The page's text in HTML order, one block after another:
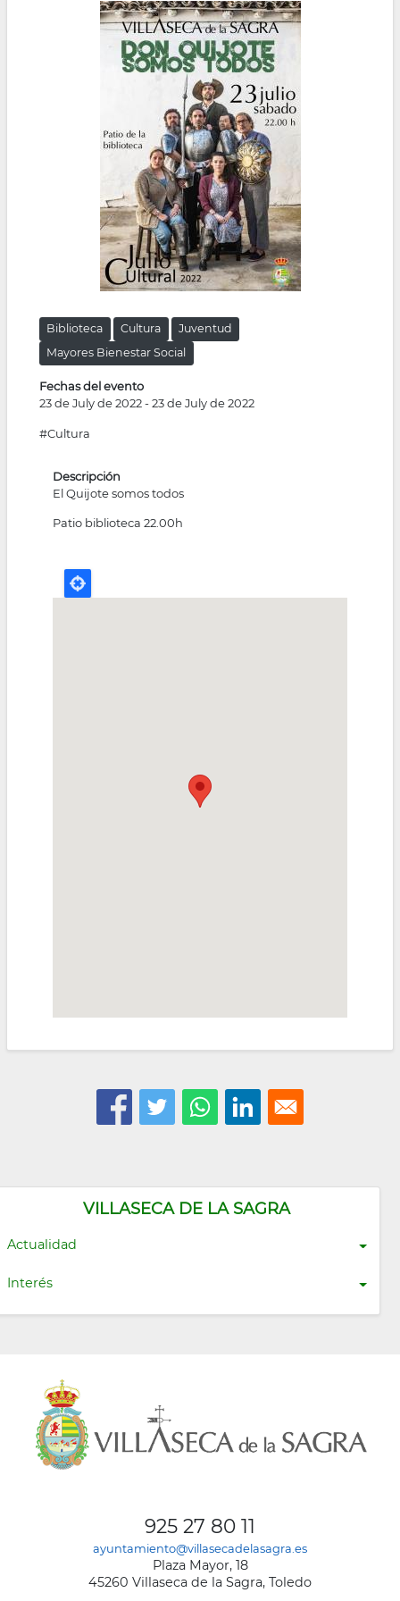
VILLASECA DE LA SAGRA
Actualidad
Interés
Biblioteca Cultura
Juventud
Mayores Bienestar Social
Fechas del evento
23 de July de 2022-23 de July de 2022
#Cultura
Descripción
El Quijote somos todos
Patio biblioteca 22.00h
925 27 80 11
ayuntamiento@villasecadelasagra.es
Plaza Mayor, 18
45260 Villaseca de la Sagra, Toledo